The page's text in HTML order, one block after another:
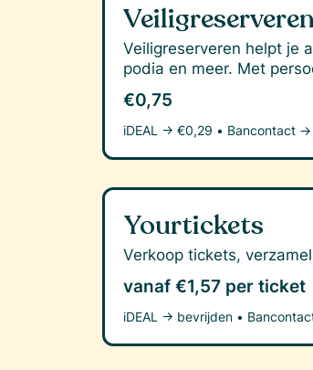
Veiligreserveren
Veiligreserveren helpt je
podia en meer. Met
€0,75
iDEAL → €0,29 • Bancontact →
Yourtickets
Verkoop tickets,
vanaf €1,57 per ticket
iDEAL → bevrijden •